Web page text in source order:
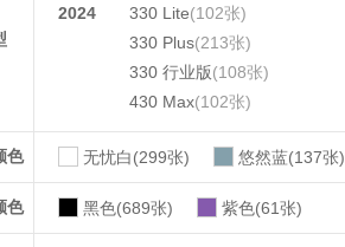
2024 330 Lite(102张)
330 Plus(213张)
330 行业版(108张)
430 Max(102张)
色 无忧白(299张) 悠然蓝(137张)
色 黑色(689张) 紫色(61张)